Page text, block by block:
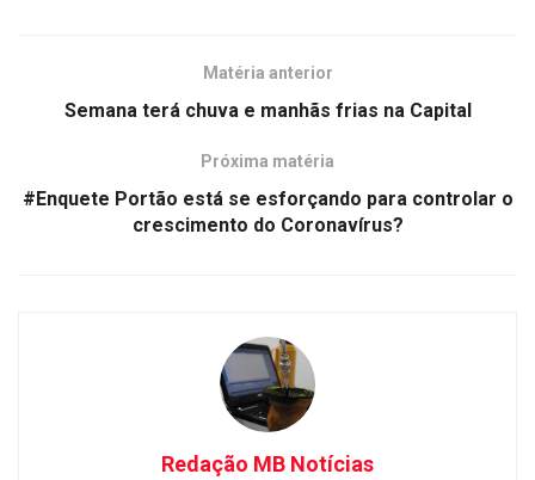
Matéria anterior
Semana terá chuva e manhãs frias na Capital
Próxima matéria
#Enquete Portão está se esforçando para controlar o
crescimento do Coronavírus?
Redação MB Notícias